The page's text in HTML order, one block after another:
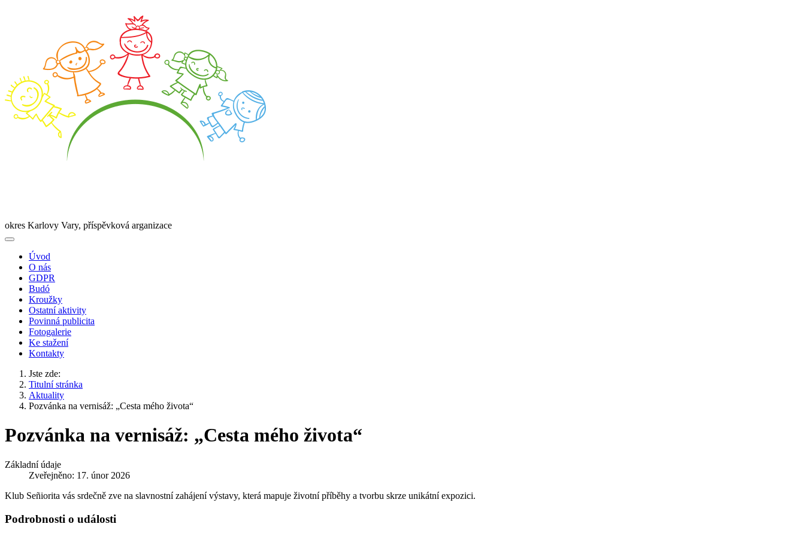
okres Karlovy Vary, příspěvková arganizace
Úvod
O nás
GDPR
Budó
Kroužky
Ostatní aktivity
Povinná publicita
Fotogalerie
Ke stažení
Kontakty
Jste zde:
Titulní stránka
Aktuality
Pozvánka na vernisáž: „Cesta mého života“
Pozvánka na vernisáž: „Cesta mého života“
Základní údaje
Zveřejněno: 17. únor 2026
Klub Señiorita vás srdečně zve na slavnostní zahájení výstavy, která mapuje životní příběhy a tvorbu skrze unikátní expozici.
Podrobnosti o události